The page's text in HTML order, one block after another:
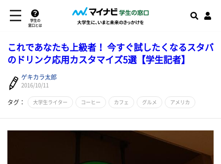
学生の
窓口とは
これであなたも上級者！ 今すぐ試したくなるスタバ
のドリンク応用カスタマイズ5選【学生記者】
ゲキカラ太郎
2016/10/11
タグ： 大学生ライター コーヒー カフェ グルメ アメリカ